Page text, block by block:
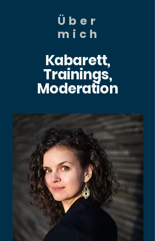
Über
mich
Kabarett,
Trainings,
Moderation